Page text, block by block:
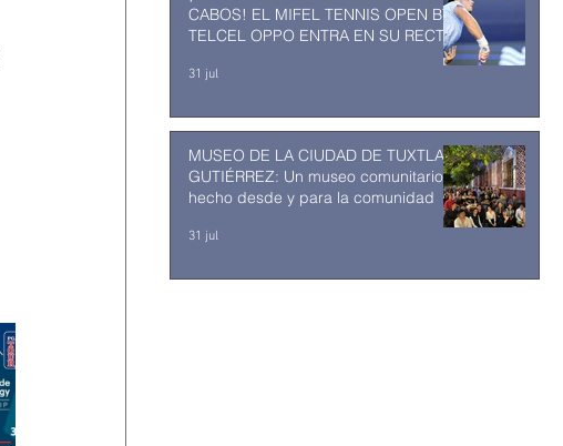
CABOS! EL MIFEL TENNIS OPEN BY
TELCEL OPPO ENTRA EN SU RECTA
31 jul
MUSEO DE LA CIUDAD DE TUXTLA
GUTIÉRREZ: Un museo comunitario
hecho desde y para la comunidad
31 jul